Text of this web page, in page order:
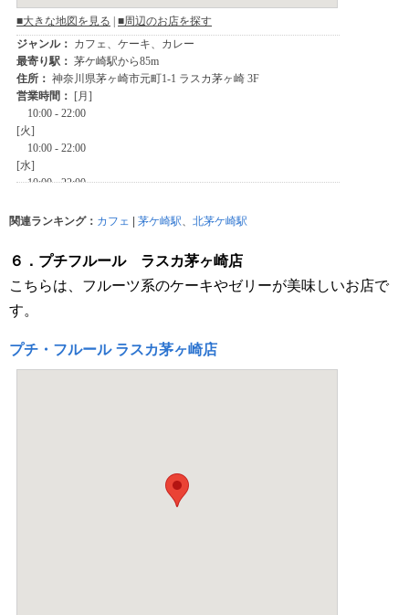
関連ランキング： カフェ 茅ケ崎駅、 北茅ケ崎駅
６．プチフルール ラスカ茅ヶ崎店
こちらは、フルーツ系のケーキやゼリーが美味しいお店で
す。
プチ・フルール ラスカ茅ヶ崎店